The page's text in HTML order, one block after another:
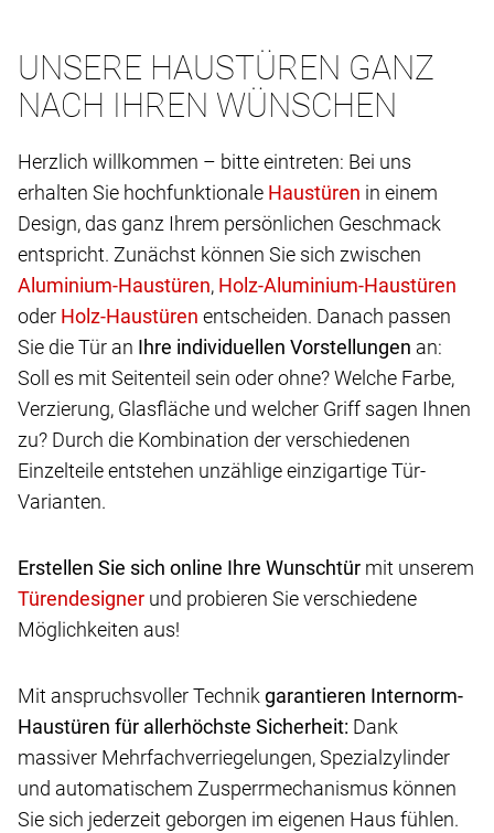
UNSERE HAUSTÜREN GANZ
NACH IHREN WÜNSCHEN
Herzlich willkommen – bitte eintreten: Bei uns
erhalten Sie hochfunktionale
in einem
Design, das ganz Ihrem persönlichen Geschmack
entspricht. Zunächst können Sie sich zwischen
,
oder
entscheiden. Danach passen
Sie die Tür an Ihre individuellen Vorstellungen an:
Soll es mit Seitenteil sein oder ohne? Welche Farbe,
Verzierung, Glasfläche und welcher Griff sagen Ihnen
zu? Durch die Kombination der verschiedenen
Einzelteile entstehen unzählige einzigartige Tür-
Varianten.
Erstellen Sie sich online Ihre Wunschtür mit unserem
und probieren Sie verschiedene
Möglichkeiten aus!
Mit anspruchsvoller Technik garantieren Internorm-
Haustüren für allerhöchste Sicherheit: Dank
massiver Mehrfachverriegelungen, Spezialzylinder
und automatischem Zusperrmechanismus können
Sie sich jederzeit geborgen im eigenen Haus fühlen.